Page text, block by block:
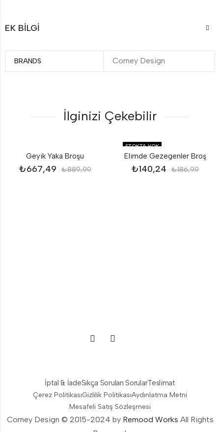
EK BILGI
BRANDS Corney Design
İlginizi Çekebilir
Geyik Yaka Broşu
₺667,49 ₺889,99
STOKTA YOK
Elimde Gezegenler Broş
₺140,24 ₺186,99
İptal & İadeSıkça Sorulan SorularTeslimat
Çerez PolitikasıGizlilik PolitikasıAydınlatma Metni
Mesafeli Satış Sözleşmesi
Corney Design © 2015-2024 by Remood Works All Rights